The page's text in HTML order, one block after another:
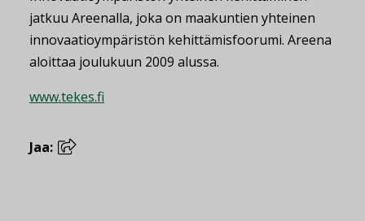
jatkuu Areenalla, joka on maakuntien yhteinen
innovaatioympäristön kehittämisfoorumi. Areena
aloittaa joulukuun 2009 alussa.
www.tekes.fi
Jaa: